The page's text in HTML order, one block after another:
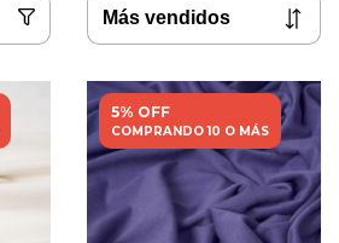
5% OFF
COMPRANDO 10 O MÁS